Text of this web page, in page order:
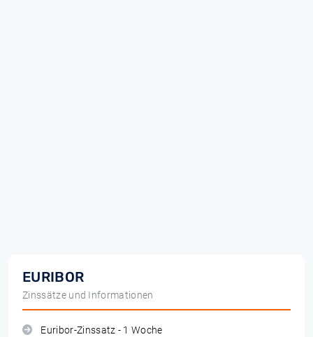
EURIBOR
Zinssätze und Informationen
Euribor-Zinssatz - 1 Woche